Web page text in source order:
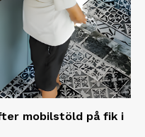
mobilstöld på fik i